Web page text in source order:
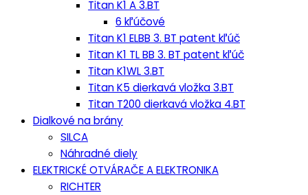
Titan K1 A 3.BT
6 kľúčové
Titan K1 ELBB 3. BT patent kľúč
Titan K1 TL BB 3. BT patent kľúč
Titan K1WL 3.BT
Titan K5 dierkavá vložka 3.BT
Titan T200 dierkavá vložka 4.BT
Dialkové na brány
SILCA
Náhradné diely
ELEKTRICKÉ OTVÁRAČE A ELEKTRONIKA
RICHTER